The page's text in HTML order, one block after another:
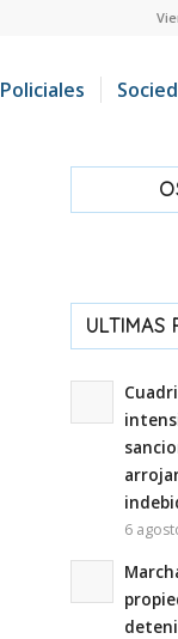
Policiales
ULTIMAS
6